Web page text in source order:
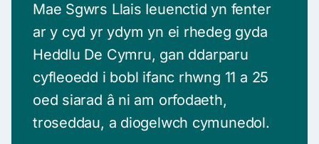
Mae Sgwrs Llais Ieuenctid yn fenter
ar y cyd yr ydym yn ei rhedeg gyda
Heddlu De Cymru, gan ddarparu
cyfleoedd i bobl ifanc rhwng 11 a 25
oed siarad â ni am orfodaeth,
troseddau, a diogelwch cymunedol.